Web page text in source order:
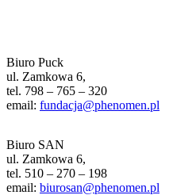
Biuro Puck
ul. Zamkowa 6,
tel. 798 – 765 – 320
email: fundacja@phenomen.pl
Biuro SAN
ul. Zamkowa 6,
tel. 510 – 270 – 198
email: biurosan@phenomen.pl